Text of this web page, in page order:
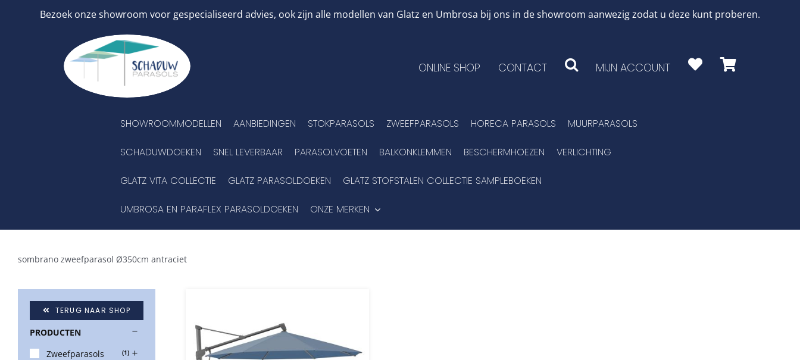
Bezoek onze showroom voor gespecialiseerd advies, ook zijn alle modellen van Glatz en Umbrosa bij ons in de showroom aanwezig zodat u deze kunt proberen.
ONLINE SHOP CONTACT MIJN ACCOUNT
SHOWROOMMODELLEN AANBIEDINGEN STOKPARASOLS ZWEEFPARASOLS HORECA PARASOLS MUURPARASOLS
SCHADUWDOEKEN SNEL LEVERBAAR PARASOLVOETEN BALKONKLEMMEN BESCHERMHOEZEN VERLICHTING
GLATZ VITA COLLECTIE GLATZ PARASOLDOEKEN GLATZ STOFSTALEN COLLECTIE SAMPLEBOEKEN
UMBROSA EN PARAFLEX PARASOLDOEKEN ONZE MERKEN
sombrano zweefparasol Ø350cm antraciet
TERUG NAAR SHOP
PRODUCTEN
Zweefparasols
(1)